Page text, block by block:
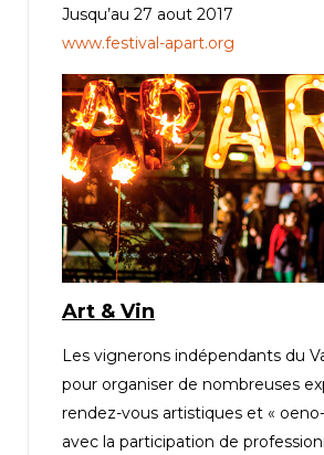
Jusqu’au 27 aout 2017
www.festival-apart.org
Art & Vin
Les vignerons indépendants du
pour organiser de nombreuses
rendez-vous artistiques et «
avec la participation de